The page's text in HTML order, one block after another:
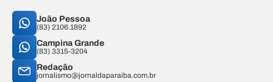
João Pessoa
(83) 2106.1892
Campina Grande
(83) 3315-3204
Redação
jornalismo@jornaldaparaiba.com.br